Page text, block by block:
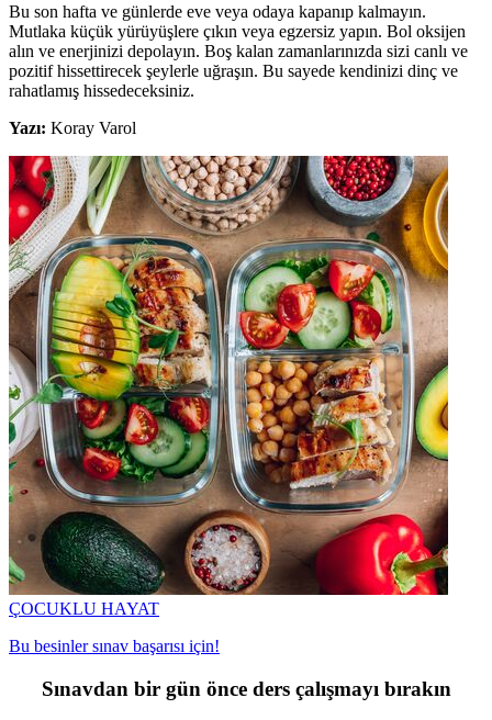
Bu son hafta ve günlerde eve veya odaya kapanıp kalmayın.
Mutlaka küçük yürüyüşlere çıkın veya egzersiz yapın. Bol oksijen
alın ve enerjinizi depolayın. Boş kalan zamanlarınızda sizi canlı ve
pozitif hissettirecek şeylerle uğraşın. Bu sayede kendinizi dinç ve
rahatlamış hissedeceksiniz.
Yazı: Koray Varol
ÇOCUKLU HAYAT
Bu besinler sınav başarısı için!
Sınavdan bir gün önce ders çalışmayı bırakın